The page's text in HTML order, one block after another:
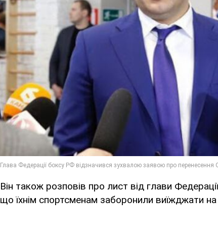
Він також розповів про лист від глави
що їхнім спортсменам заборонили виїжджати на